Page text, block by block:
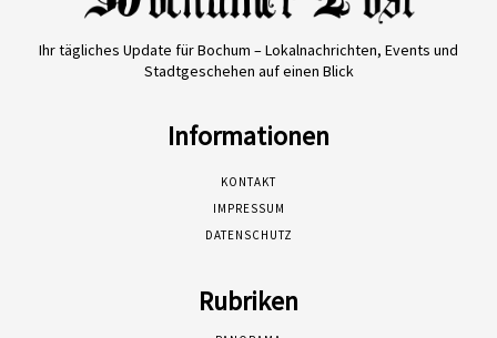
Ihr tägliches Update für Bochum – Lokalnachrichten, Events und
Stadtgeschehen auf einen Blick
Informationen
KONTAKT
IMPRESSUM
DATENSCHUTZ
Rubriken